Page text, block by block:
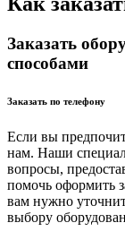
Заказать
способами
Заказать по телефону
Если вы
нам. Наши
вопросы,
помочь оформить
вам нужно
выбору